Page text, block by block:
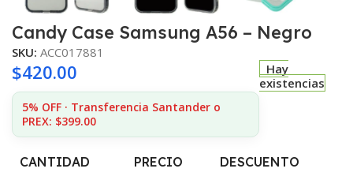
Candy Case Samsung A56 – Negro
SKU: ACC017881
$420.00
5% OFF · Transferencia Santander o
PREX: $399.00
Hay
existencias
CANTIDAD PRECIO DESCUENTO